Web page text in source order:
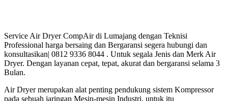
Service Air Dryer CompAir di Lumajang dengan Teknisi
Professional harga bersaing dan Bergaransi segera hubungi dan
konsultasikan| 0812 9336 8044 . Untuk segala Jenis dan Merk Air
Dryer. Dengan layanan cepat, tepat, akurat dan bergaransi selama 3
Bulan.
Air Dryer merupakan alat penting pendukung sistem Kompressor
pada sebuah jaringan Mesin-mesin Industri, untuk itu